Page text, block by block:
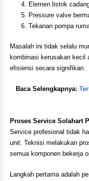
Elemen listrik
Pressure valve
Tekanan pompa
Masalah ini tidak selalu
kombinasi kerusakan kecil
efisiensi secara signifikan.
Baca Selengkapnya:
Proses Service Solahart
Service profesional tidak
unit. Teknisi melakukan
semua komponen bekerja
Langkah pertama adalah